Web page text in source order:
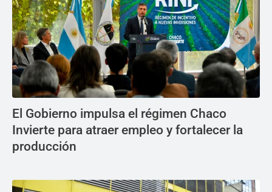
El Gobierno impulsa el régimen Chaco
Invierte para atraer empleo y fortalecer la
producción